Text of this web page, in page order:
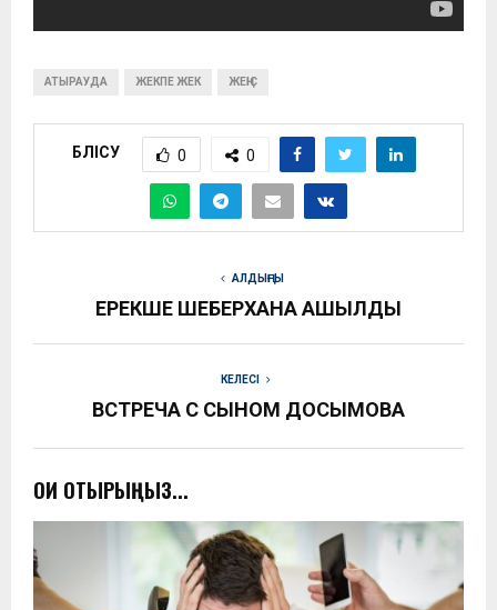
АТЫРАУДА ЖЕКПЕ ЖЕК ЖЕҢІС
БӨЛІСУ 0 0
АЛДЫҢҒЫ
ЕРЕКШЕ ШЕБЕРХАНА АШЫЛДЫ
КЕЛЕСІ
ВСТРЕЧА С СЫНОМ ДОСЫМОВА
ОҚИ ОТЫРЫҢЫЗ...